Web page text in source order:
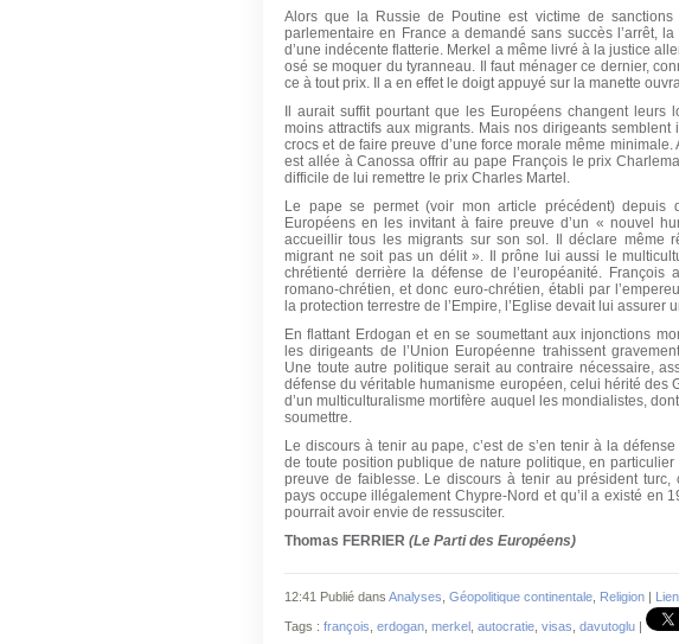
Alors que la Russie de Poutine est victime de sanctions
parlementaire en France a demandé sans succès l’arrêt, la
d’une indécente flatterie. Merkel a même livré à la justice
osé se moquer du tyranneau. Il faut ménager ce dernier,
ce à tout prix. Il a en effet le doigt appuyé sur la manette
Il aurait suffit pourtant que les Européens changent
moins attractifs aux migrants. Mais nos dirigeants semblent
crocs et de faire preuve d’une force morale même minimale.
est allée à Canossa offrir au pape François le prix
difficile de lui remettre le prix Charles Martel.
Le pape se permet (voir mon article précédent) depuis
Européens en les invitant à faire preuve d’un « nouvel
accueillir tous les migrants sur son sol. Il déclare même
migrant ne soit pas un délit ». Il prône lui aussi le
chrétienté derrière la défense de l’européanité. François
romano-chrétien, et donc euro-chrétien, établi par
la protection terrestre de l’Empire, l’Eglise devait lui assurer
En flattant Erdogan et en se soumettant aux injonctions
les dirigeants de l’Union Européenne trahissent
Une toute autre politique serait au contraire nécessaire,
défense du véritable humanisme européen, celui hérité des
d’un multiculturalisme mortifère auquel les mondialistes,
soumettre.
Le discours à tenir au pape, c’est de s’en tenir à la
de toute position publique de nature politique, en
preuve de faiblesse. Le discours à tenir au président turc,
pays occupe illégalement Chypre-Nord et qu’il a existé en
pourrait avoir envie de ressusciter.
Thomas FERRIER (Le Parti des Européens)
12:41 Publié dans Analyses Géopolitique continentale Religion |
Tags : françois erdogan merkel autocratie visas davutoglu |